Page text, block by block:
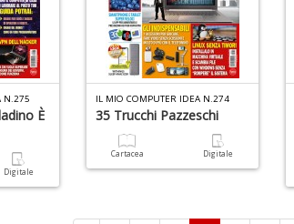
N.275
È
Digitale
IL MIO COMPUTER IDEA N.274
35 Trucchi Pazzeschi
Cartacea Digitale